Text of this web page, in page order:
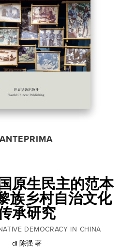
ANTEPRIMA
原生民主的范本
族乡村自治文化
承研究
DEMOCRACY IN CHINA
di 陈强 著